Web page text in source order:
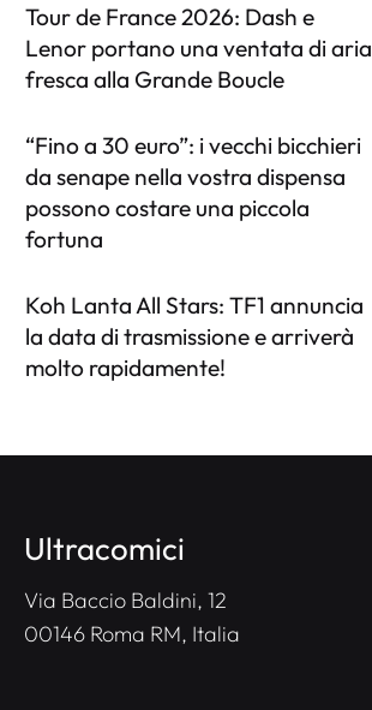
Tour de France 2026: Dash e
Lenor portano una ventata di aria
fresca alla Grande Boucle
“Fino a 30 euro”: i vecchi bicchieri
da senape nella vostra dispensa
possono costare una piccola
fortuna
Koh Lanta All Stars: TF1 annuncia
la data di trasmissione e arriverà
molto rapidamente!
Ultracomici
Via Baccio Baldini, 12
00146 Roma RM, Italia